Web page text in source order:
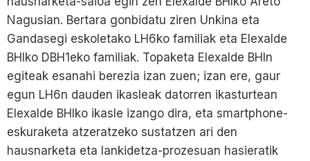
Nagusian. Bertara gonbidatu ziren Unkina eta
Gandasegi eskoletako LH6ko familiak eta Elexalde
BHIko DBH1eko familiak. Topaketa Elexalde BHIn
egiteak esanahi berezia izan zuen; izan ere, gaur
egun LH6n dauden ikasleak datorren ikasturtean
Elexalde BHIko ikasle izango dira, eta smartphone-
eskuraketa atzeratzeko sustatzen ari den
hausnarketa eta lankidetza-prozesuan hasieratik